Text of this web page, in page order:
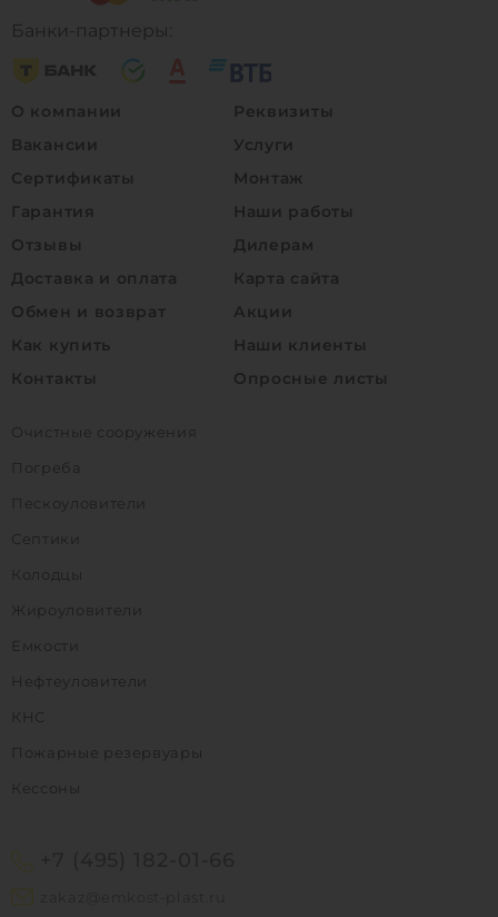
Банки-партнеры:
О компании
Вакансии
Сертификаты
Гарантия
Отзывы
Доставка и оплата
Обмен и возврат
Как купить
Контакты
Реквизиты
Услуги
Монтаж
Наши работы
Дилерам
Карта сайта
Акции
Наши клиенты
Опросные листы
Очистные сооружения
Погреба
Пескоуловители
Септики
Колодцы
Жироуловители
Емкости
Нефтеуловители
КНС
Пожарные резервуары
Кессоны